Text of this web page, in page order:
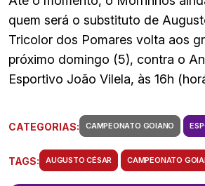
quem será o substituto de
Tricolor dos Pomares volta aos
próximo domingo (5), contra o
Esportivo João Vilela, às 16h
CATEGORIAS: CAMPEONATO GOIANO
TAGS: AUGUSTO CÉSAR CAMPEONATO